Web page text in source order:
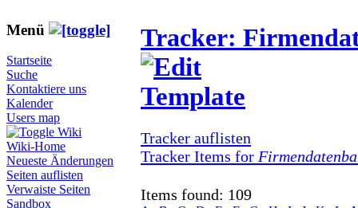
Menü
Startseite
Suche
Kontaktiere uns
Kalender
Users map
Wiki
Wiki-Home
Neueste Änderungen
Seiten auflisten
Verwaiste Seiten
Sandbox
Tracker:
Tracker auflisten
Tracker Items for
Items found: 109